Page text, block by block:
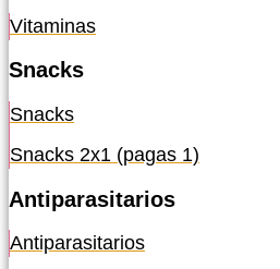
Vitaminas
Snacks
Snacks
Snacks 2x1 (pagas 1)
Antiparasitarios
Antiparasitarios